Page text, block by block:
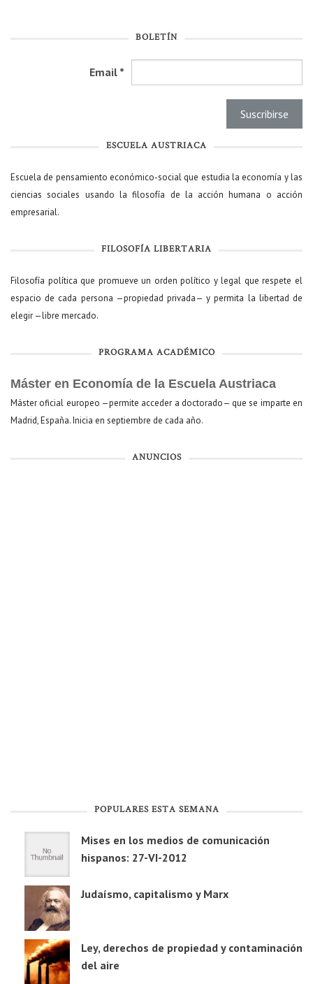
BOLETÍN
Email *
ESCUELA AUSTRIACA
Escuela de pensamiento económico-social que estudia la economía y las
ciencias sociales usando la filosofía de la acción humana o acción
empresarial.
FILOSOFÍA LIBERTARIA
Filosofía política que promueve un orden político y legal que respete el
espacio de cada persona —propiedad privada— y permita la libertad de
elegir —libre mercado.
PROGRAMA ACADÉMICO
Máster en Economía de la Escuela Austriaca
Máster oficial europeo —permite acceder a doctorado— que se imparte en
Madrid, España. Inicia en septiembre de cada año.
ANUNCIOS
POPULARES ESTA SEMANA
Mises en los medios de comunicación
hispanos: 27-VI-2012
Judaísmo, capitalismo y Marx
Ley, derechos de propiedad y contaminación
del aire